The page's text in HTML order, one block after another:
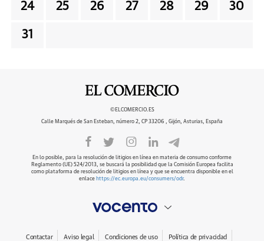
24 25 26 27 28 29 30
31
©ELCOMERCIO.ES
Calle Marqués de San Esteban, número 2, CP 33206 , Gijón, Asturias, España
En lo posible, para la resolución de litigios en línea en materia de consumo conforme
Reglamento (UE) 524/2013, se buscará la posibilidad que la Comisión Europea facilita
como plataforma de resolución de litigios en línea y que se encuentra disponible en el
enlace https://ec.europa.eu/consumers/odr.
Contactar Aviso legal Condiciones de uso Política de privacidad